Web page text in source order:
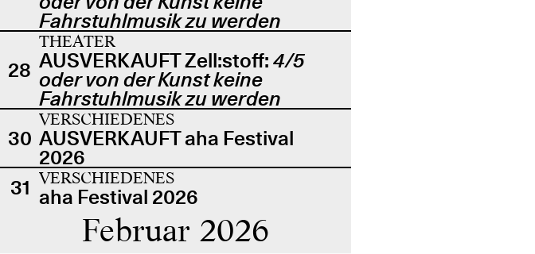
Fahrstuhlmusik zu werden
28
THEATER
AUSVERKAUFT Zell:stoff: 4/5
oder von der Kunst keine
Fahrstuhlmusik zu werden
30
VERSCHIEDENES
AUSVERKAUFT aha Festival
2026
31 VERSCHIEDENES
aha Festival 2026
Februar 2026